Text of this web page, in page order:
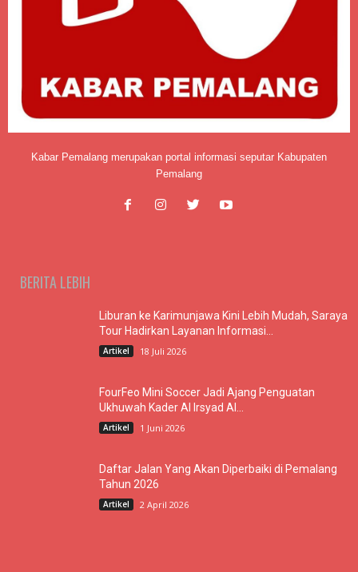
Kabar Pemalang merupakan portal informasi seputar Kabupaten
Pemalang
BERITA LEBIH
Liburan ke Karimunjawa Kini Lebih Mudah, Saraya
Tour Hadirkan Layanan Informasi...
Artikel 18 Juli 2026
FourFeo Mini Soccer Jadi Ajang Penguatan
Ukhuwah Kader Al Irsyad Al...
Artikel 1 Juni 2026
Daftar Jalan Yang Akan Diperbaiki di Pemalang
Tahun 2026
Artikel 2 April 2026